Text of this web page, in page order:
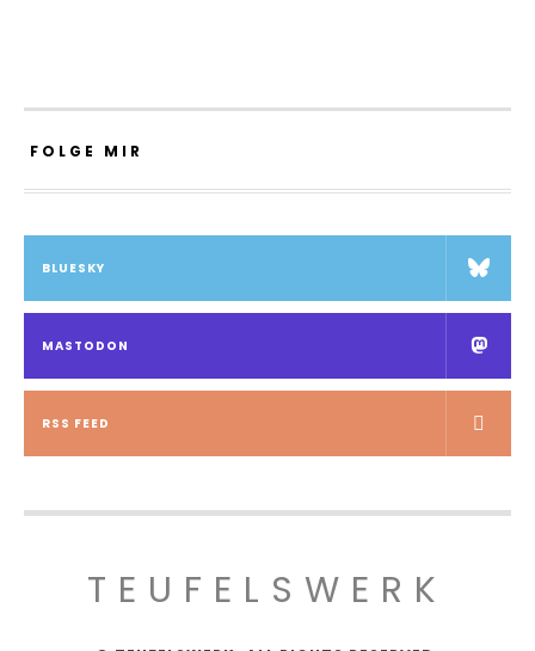
FOLGE MIR
BLUESKY
MASTODON
RSS FEED
TEUFELSWERK